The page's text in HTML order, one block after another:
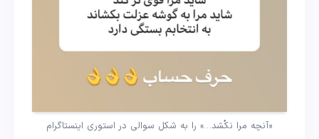
«آنچه مرا نکُشد…» را به شکل سوالی در استوری اینستاگرام